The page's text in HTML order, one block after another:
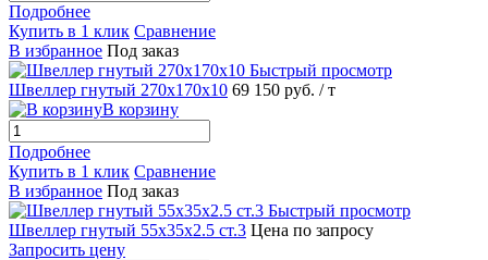
Подробнее
Купить в 1 клик Сравнение
В избранное Под заказ
Быстрый просмотр
Швеллер гнутый 270х170х10 69 150 руб. / т
В корзину
Подробнее
Купить в 1 клик Сравнение
В избранное Под заказ
Быстрый просмотр
Швеллер гнутый 55х35х2.5 ст.3 Цена по запросу
Запросить цену